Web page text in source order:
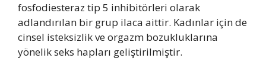
fosfodiesteraz tip 5 inhibitörleri olarak
adlandırılan bir grup ilaca aittir. Kadınlar için de
cinsel isteksizlik ve orgazm bozukluklarına
yönelik seks hapları geliştirilmiştir.